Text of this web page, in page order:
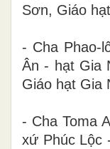
Sơn, Giáo
- Cha Phao-
Ân - hạt Gia
Giáo hạt Gia
- Cha Toma
xứ Phúc Lộc